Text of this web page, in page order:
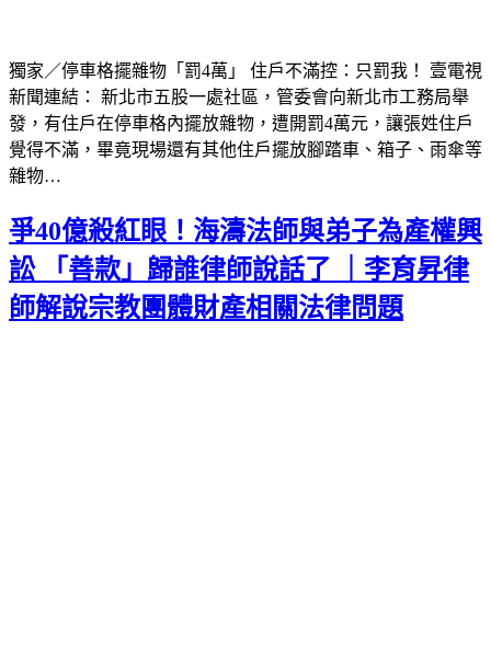
獨家／停車格擺雜物「罰4萬」 住戶不滿控：只罰我！ 壹電視
新聞連結： 新北市五股一處社區，管委會向新北市工務局舉
發，有住戶在停車格內擺放雜物，遭開罰4萬元，讓張姓住戶
覺得不滿，畢竟現場還有其他住戶擺放腳踏車、箱子、雨傘等
雜物…
爭40億殺紅眼！海濤法師與弟子為產權興
訟 「善款」歸誰律師說話了 ｜李育昇律
師解說宗教團體財產相關法律問題